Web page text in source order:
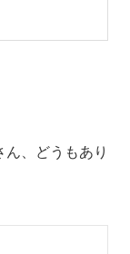
、どうもあり